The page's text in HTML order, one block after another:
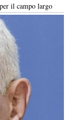
il campo largo